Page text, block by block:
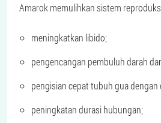
Amarok memulihkan sistem
meningkatkan libido;
pengencangan pembuluh darah
pengisian cepat tubuh gua dengan
peningkatan durasi hubungan;